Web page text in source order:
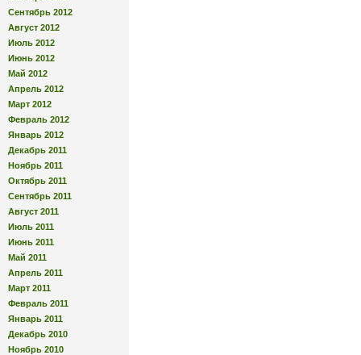
Сентябрь 2012
Август 2012
Июль 2012
Июнь 2012
Май 2012
Апрель 2012
Март 2012
Февраль 2012
Январь 2012
Декабрь 2011
Ноябрь 2011
Октябрь 2011
Сентябрь 2011
Август 2011
Июль 2011
Июнь 2011
Май 2011
Апрель 2011
Март 2011
Февраль 2011
Январь 2011
Декабрь 2010
Ноябрь 2010